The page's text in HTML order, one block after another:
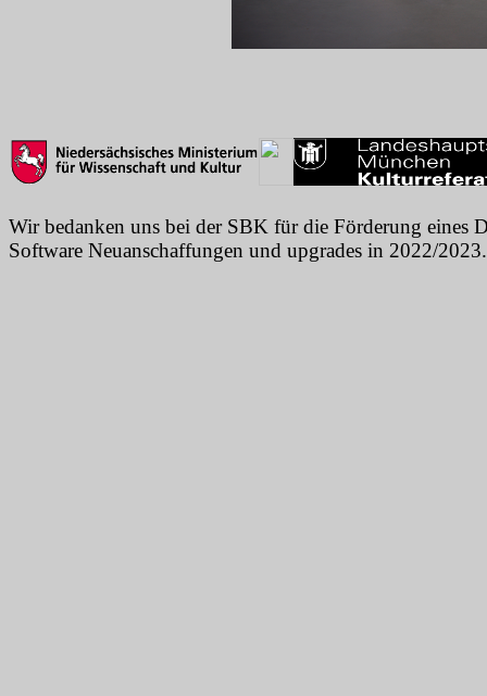
Wir bedanken uns bei der SBK für die Förderung eines
Software Neuanschaffungen und upgrades in 2022/2023.